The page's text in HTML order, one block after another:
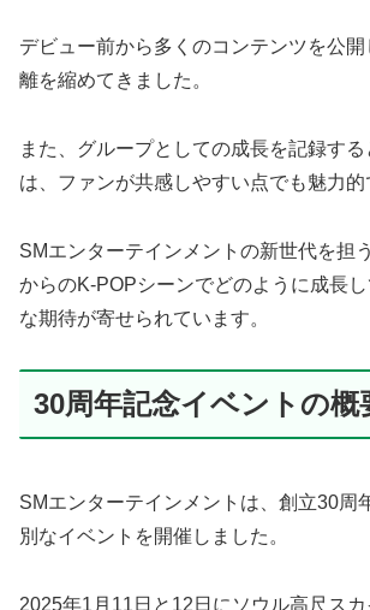
デビュー前から多くのコンテンツを公
離を縮めてきました。
また、グループとしての成長を記録する
は、ファンが共感しやすい点でも魅力的
SMエンターテインメントの新世代を担
からのK-POPシーンでどのように成長
な期待が寄せられています。
30周年記念イベントの概
SMエンターテインメントは、創立30周
別なイベントを開催しました。
2025年1月11日と12日にソウル高尺ス